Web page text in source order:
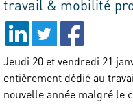
travail & mobilité
Jeudi 20 et vendredi 21
entièrement dédié au
nouvelle année malgré le